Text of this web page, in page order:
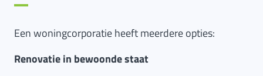
Een woningcorporatie heeft meerdere opties:
Renovatie in bewoonde staat